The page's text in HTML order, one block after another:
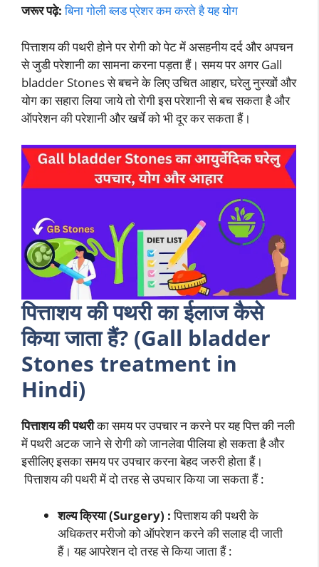
जरूर पढ़े: बिना गोली ब्लड प्रेशर कम करते है यह योग
पित्ताशय की पथरी होने पर रोगी को पेट में असहनीय दर्द और अपचन
से जुडी परेशानी का सामना करना पड़ता हैं। समय पर अगर Gall
bladder Stones से बचने के लिए उचित आहार, घरेलु नुस्खों और
योग का सहारा लिया जाये तो रोगी इस परेशानी से बच सकता है और
ऑपरेशन की परेशानी और खर्चे को भी दूर कर सकता हैं।
पित्ताशय की पथरी का ईलाज कैसे
किया जाता हैं? (Gall bladder
Stones treatment in
Hindi)
पित्ताशय की पथरीका समय पर उपचार न करने पर यह पित्त की नली
में पथरी अटक जाने से रोगी को जानलेवा पीलिया हो सकता है और
इसीलिए इसका समय पर उपचार करना बेहद जरुरी होता हैं।
पित्ताशय की पथरी में दो तरह से उपचार किया जा सकता हैं :
शल्य क्रिया (Surgery) :पित्ताशय की पथरी के
अधिकतर मरीजो को ऑपरेशन करने की सलाह दी जाती
हैं। यह आपरेशन दो तरह से किया जाता हैं :